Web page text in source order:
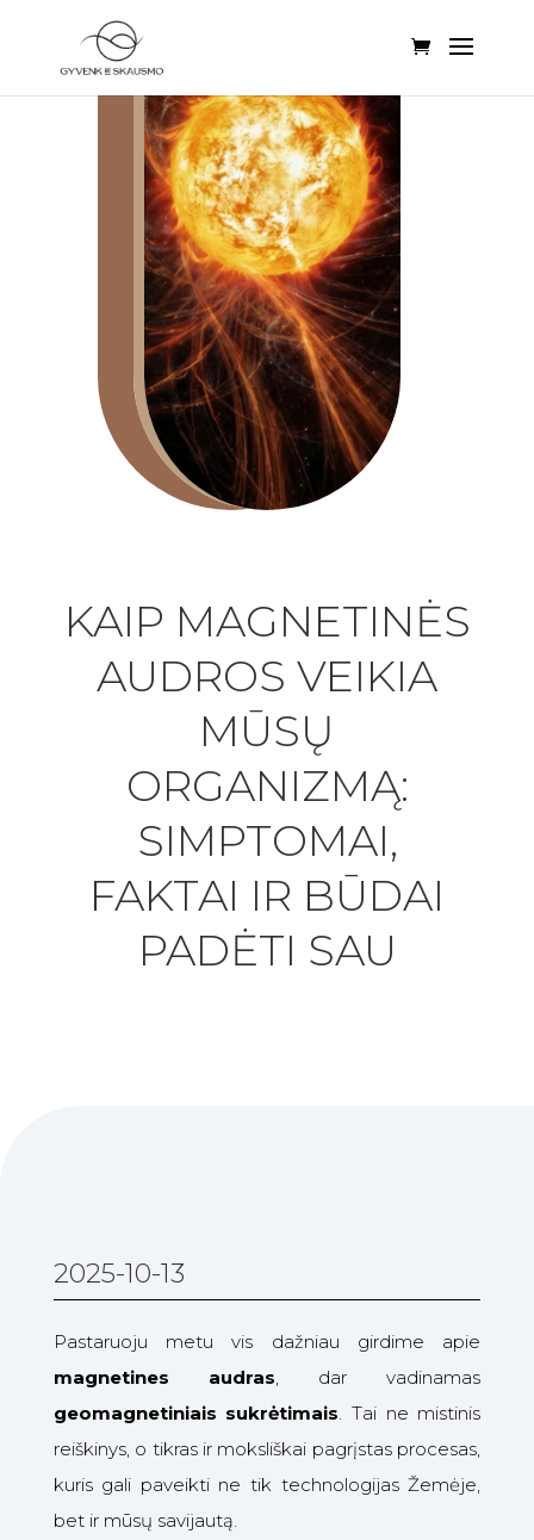
KAIP MAGNETINĖS
AUDROS VEIKIA
MŪSŲ
ORGANIZMĄ:
SIMPTOMAI,
FAKTAI IR BŪDAI
PADĖTI SAU
2025-10-13
Pastaruoju metu vis dažniau girdime apie
magnetines audras, dar vadinamas
geomagnetiniais sukrėtimais. Tai ne mistinis
reiškinys, o tikras ir moksliškai pagrįstas procesas,
kuris gali paveikti ne tik technologijas Žemėje,
bet ir mūsų savijautą.